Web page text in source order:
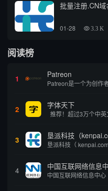
批量注册.CN
01-28 3.3 K
阅读榜
1 Patreon
2 字体天下
推荐！超过3万个中英
3 垦派科技（
4 中国互联网络信息